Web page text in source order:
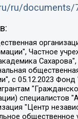
ru/documents/
и правовому просвещению "Так-так-Так", Фонд содействия устойчивому развитию "Серебряная тайга", Свердловский региональный общественный фонд социальных проектов "Новое время", "Idel.Реалии", Кавказ.Реалии, Крым.Реалии, Телеканал Настоящее Время, Татаро-башкирская служба Радио Свобода (Azatliq Radiosi), Радио Свободная Европа/Радио Свобода (PCE/PC), "Сибирь.Реалии", "Фактограф", Благотворительный фонд помощи осужденным и их семьям, Автономная некоммерческая организация "Институт глобализации и социальных движений", Фонд "В защиту прав заключенных", Частное учреждение "Центр поддержки и содействия развитию средств массовой информации", Пензенский региональный общественный благотворительный фонд "Гражданский союз", "Север.Реалии", Некоммерческая организация Фонд "Правовая инициатива", Общество с ограниченной ответственностью "Радио Свободная Европа/Радио Свобода", Чешское информационное агентство "MEDIUM-ORIENT", Красноярская региональная общественная организация "Мы против СПИДа", Камалягин Денис Николаевич, Маркелов Сергей Евгеньевич, Пономарев Лев Александрович, Савицкая Людмила Алексеевна, Автономная